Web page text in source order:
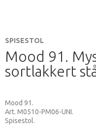
SPISESTOL
Mood 91.
sortlakkert
Mood 91.
Art. M0510-PM06-UNI.
Spisestol.